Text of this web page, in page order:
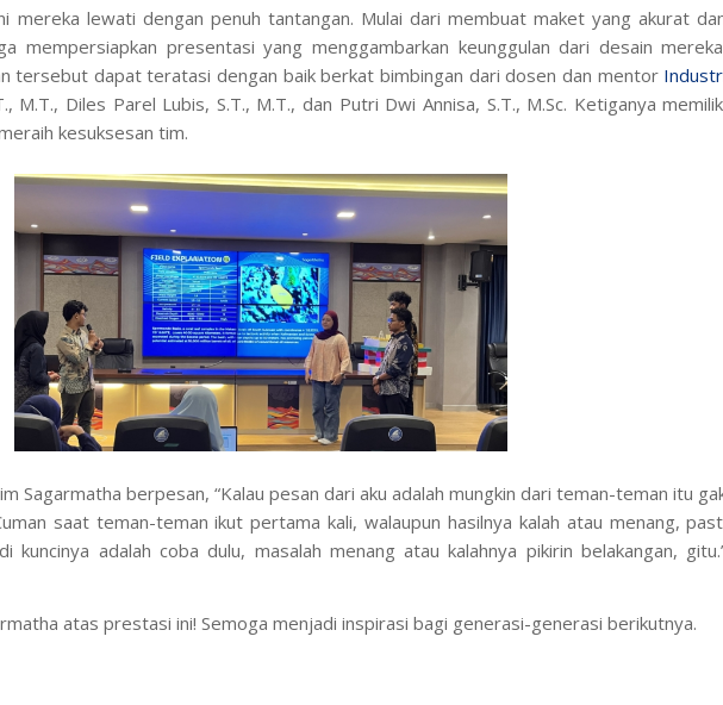
mereka lewati dengan penuh tantangan. Mulai dari membuat maket yang akurat
mempersiapkan presentasi yang menggambarkan keunggulan dari desain
tersebut dapat teratasi dengan baik berkat bimbingan dari dosen dan mentor
M.T., Diles Parel Lubis, S.T., M.T., dan Putri Dwi Annisa, S.T., M.Sc. Ketiganya
kesuksesan tim.
Sagarmatha berpesan, “Kalau pesan dari aku adalah mungkin dari teman-teman itu
saat teman-teman ikut pertama kali, walaupun hasilnya kalah atau menang,
kuncinya adalah coba dulu, masalah menang atau kalahnya pikirin belakangan, gitu
atas prestasi ini! Semoga menjadi inspirasi bagi generasi-generasi berikutnya.